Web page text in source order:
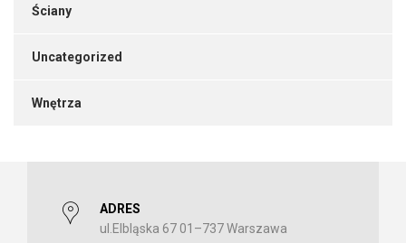
Ściany
Uncategorized
Wnętrza
ADRES
ul.Elbląska 67 01–737 Warszawa